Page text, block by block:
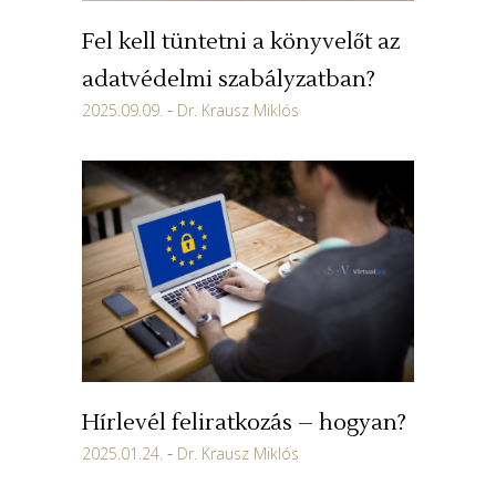
Fel kell tüntetni a könyvelőt az
adatvédelmi szabályzatban?
2025.09.09. Dr. Krausz Miklós
Hírlevél feliratkozás – hogyan?
2025.01.24. Dr. Krausz Miklós